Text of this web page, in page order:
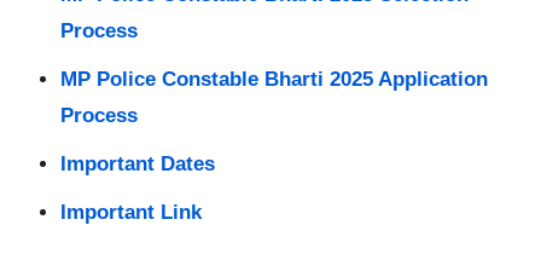
Process
MP Police Constable Bharti 2025 Application
Process
Important Dates
Important Link